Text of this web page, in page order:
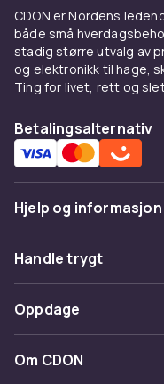
CDON er Nordens
både små
stadig større utvalg av
og elektronikk til hage,
Ting for livet, rett og
Betalingsalternativ
Hjelp og informasjon
Vanlige spørsmål
Spor pakke
Angre & returner her
Kontakt oss
Handle trygt
Betaling
Levering
Oppdage
Kategorier
Om CDON